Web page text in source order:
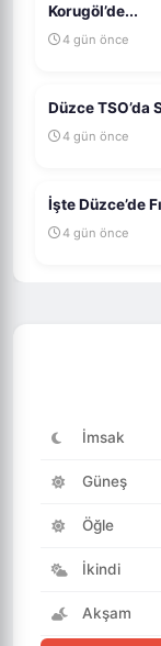
Korugöl’de...
4 gün önce
Düzce TSO’da
4 gün önce
İşte Düzce’de
4 gün önce
İmsak
Güneş
Öğle
İkindi
Akşam